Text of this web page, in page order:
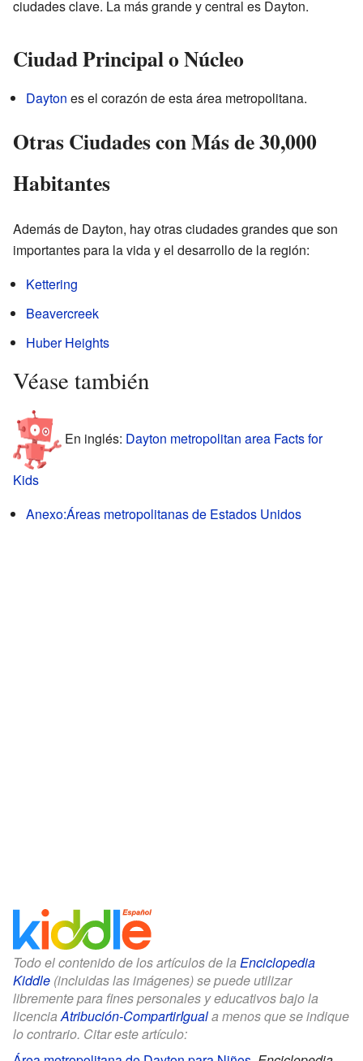
ciudades clave. La más grande y central es Dayton.
Ciudad Principal o Núcleo
Dayton es el corazón de esta área metropolitana.
Otras Ciudades con Más de 30,000
Habitantes
Además de Dayton, hay otras ciudades grandes que son
importantes para la vida y el desarrollo de la región:
Kettering
Beavercreek
Huber Heights
Véase también
En inglés: Dayton metropolitan area Facts for
Kids
Anexo:Áreas metropolitanas de Estados Unidos
Todo el contenido de los artículos de la Enciclopedia
Kiddle (incluidas las imágenes) se puede utilizar
libremente para fines personales y educativos bajo la
licenciaAtribución-CompartirIguala menos que se indique
lo contrario. Citar este artículo: